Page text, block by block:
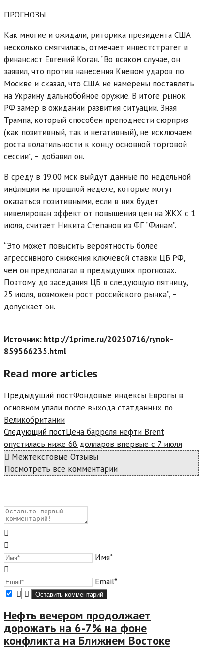
ПРОГНОЗЫ
Как многие и ожидали, риторика президента США
несколько смягчилась, отмечает инвестстратег и
финансист Евгений Коган. “Во всяком случае, он
заявил, что против нанесения Киевом ударов по
Москве и сказал, что США не намерены поставлять
на Украину дальнобойное оружие. В итоге рынок
РФ замер в ожидании развития ситуации. Зная
Трампа, который способен преподнести сюрприз
(как позитивный, так и негативный), не исключаем
роста волатильности к концу основной торговой
сессии”, – добавил он.
В среду в 19.00 мск выйдут данные по недельной
инфляции на прошлой неделе, которые могут
оказаться позитивными, если в них будет
нивелирован эффект от повышения цен на ЖКХ с 1
июля, считает Никита Степанов из ФГ “Финам”.
“Это может повысить вероятность более
агрессивного снижения ключевой ставки ЦБ РФ,
чем он предполагал в предыдущих прогнозах.
Поэтому до заседания ЦБ в следующую пятницу,
25 июля, возможен рост российского рынка”, –
допускает он.
Источник: http://1prime.ru/20250716/rynok–
859566235.html
Read more articles
Предыдущий постФондовые индексы Европы в
основном упали после выхода статданных по
Великобритании
Следующий постЦена барреля нефти Brent
опустилась ниже 68 долларов впервые с 7 июля
Межтекстовые Отзывы
Посмотреть все комментарии
Имя*
Email*
Нефть вечером продолжает
дорожать на 6-7% на фоне
конфликта на Ближнем Востоке